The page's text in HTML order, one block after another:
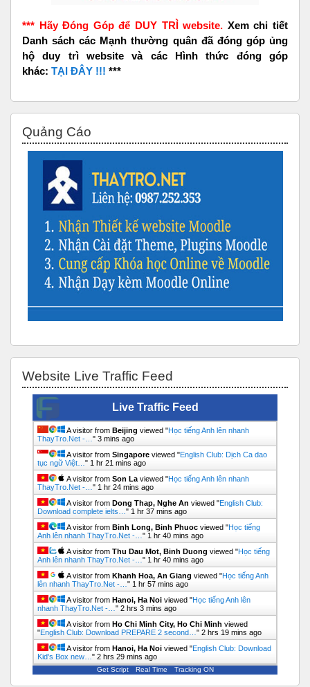
*** Hãy Đóng Góp để DUY TRÌ website. Xem chi tiết
Danh sách các Mạnh thường quân đã đóng góp ủng
hộ duy trì website và các Hình thức đóng góp
khác: TẠI ĐÂY !!! ***
Quảng Cáo
Website Live Traffic Feed
Live Traffic Feed
A visitor from Beijing viewed "Học tiếng Anh lên nhanh
ThayTro.Net -… " 3 mins ago
A visitor from Singapore viewed "English Club: Dịch Ca dao
tục ngữ Việt… " 1 hr 21 mins ago
A visitor from Son La viewed "Học tiếng Anh lên nhanh
ThayTro.Net -… " 1 hr 24 mins ago
A visitor from Dong Thap, Nghe An viewed "English Club:
Download complete ielts… " 1 hr 37 mins ago
A visitor from Binh Long, Binh Phuoc viewed "Học tiếng
Anh lên nhanh ThayTro.Net -… " 1 hr 40 mins ago
A visitor from Thu Dau Mot, Binh Duong viewed "Học tiếng
Anh lên nhanh ThayTro.Net -… " 1 hr 40 mins ago
A visitor from Khanh Hoa, An Giang viewed "Học tiếng Anh
lên nhanh ThayTro.Net -… " 1 hr 57 mins ago
A visitor from Hanoi, Ha Noi viewed "Học tiếng Anh lên
nhanh ThayTro.Net -… " 2 hrs 3 mins ago
A visitor from Ho Chi Minh City, Ho Chi Minh viewed
"English Club: Download PREPARE 2 second… " 2 hrs 19 mins ago
A visitor from Hanoi, Ha Noi viewed "English Club: Download
Kid's Box new… " 2 hrs 29 mins ago
Get Script Real Time Tracking ON